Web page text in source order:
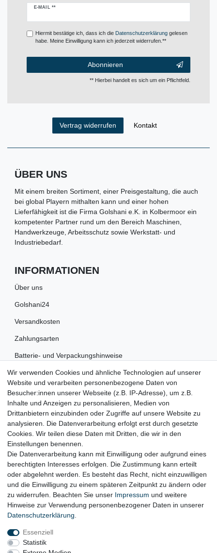
E-MAIL **
Newsletter
Hiermit bestätige ich, dass ich die Daten­schutz­erklärunggelesen
habe. Meine Einwilligung kann ich jederzeit widerrufen.**
Abonnieren
** Hierbei handelt es sich um ein Pflichtfeld.
Vertrag widerrufen Kontakt
ÜBER UNS
Mit einem breiten Sortiment, einer Preisgestaltung, die auch
bei global Playern mithalten kann und einer hohen
Lieferfähigkeit ist die Firma Golshani e.K. in Kolbermoor ein
kompetenter Partner rund um den Bereich Maschinen,
Handwerkzeuge, Arbeitsschutz sowie Werkstatt- und
Industriebedarf.
INFORMATIONEN
Über uns
Golshani24
Versandkosten
Zahlungsarten
Batterie- und Verpackungshinweise
RECHTLICHES
Impressum
Datenschutz
Widerrufsrecht
AGB
Widerrufsformular
KONTAKT
Tel.: 08031-23444-0
info@werkzeugfundgrube.de
Wir verwenden Cookies und ähnliche Technologien auf unserer
Website und verarbeiten personenbezogene Daten von
Besucher:innen unserer Webseite (z.B. IP-Adresse), um z.B.
Inhalte und Anzeigen zu personalisieren, Medien von
Drittanbietern einzubinden oder Zugriffe auf unsere Website zu
analysieren. Die Datenverarbeitung erfolgt erst durch gesetzte
Cookies. Wir teilen diese Daten mit Dritten, die wir in den
Einstellungen benennen.
Die Datenverarbeitung kann mit Einwilligung oder aufgrund eines
berechtigten Interesses erfolgen. Die Zustimmung kann erteilt
oder abgelehnt werden. Es besteht das Recht, nicht einzuwilligen
und die Einwilligung zu einem späteren Zeitpunkt zu ändern oder
zu widerrufen. Beachten Sie unser Impressum und weitere
Hinweise zur Verwendung personenbezogener Daten in unserer
Daten­schutz­erklärung
Essenziell
Statistik